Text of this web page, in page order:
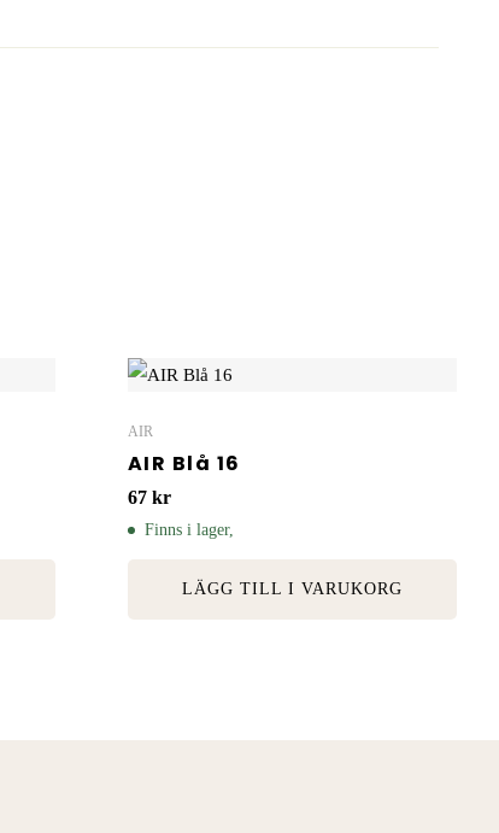
AIR
AIR Blå 16
67 kr
Finns i lager,
LÄGG TILL I VARUKORG